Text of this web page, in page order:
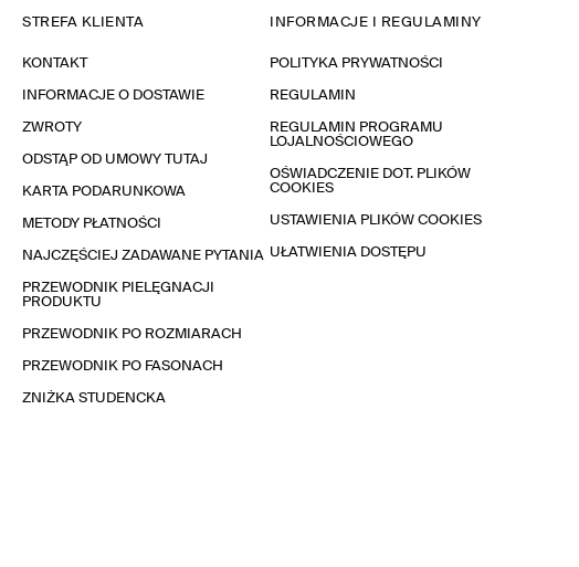
STREFA KLIENTA
KONTAKT
INFORMACJE O DOSTAWIE
ZWROTY
ODSTĄP OD UMOWY TUTAJ
KARTA PODARUNKOWA
METODY PŁATNOŚCI
NAJCZĘŚCIEJ ZADAWANE PYTANIA
PRZEWODNIK PIELĘGNACJI
PRODUKTU
PRZEWODNIK PO ROZMIARACH
PRZEWODNIK PO FASONACH
ZNIŻKA STUDENCKA
INFORMACJE I REGULAMINY
POLITYKA PRYWATNOŚCI
REGULAMIN
REGULAMIN PROGRAMU
LOJALNOŚCIOWEGO
OŚWIADCZENIE DOT. PLIKÓW
COOKIES
USTAWIENIA PLIKÓW COOKIES
UŁATWIENIA DOSTĘPU